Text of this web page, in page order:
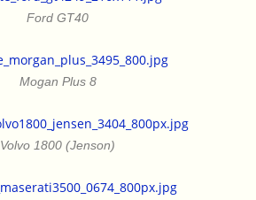
Ford GT40
Mogan Plus 8
Volvo 1800 (Jenson)